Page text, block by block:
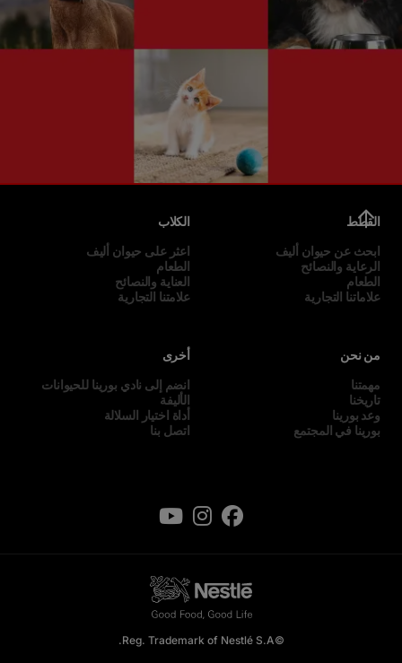
القطط
ابحث عن حيوان أليف
الرعاية والنصائح
الطعام
علاماتنا التجارية
الكلاب
اعثر على حيوان أليف
الطعام
العناية والنصائح
علامتنا التجارية
من نحن
مهمتنا
تاريخنا
وعد بورينا
بورينا في المجتمع
أخرى
انضم إلى نادي بورينا للحيوانات
الأليفة
أداة اختيار السلالة
اتصل بنا
©Reg. Trademark of Nestlé S.A.